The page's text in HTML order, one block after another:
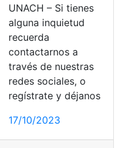
UNACH – Si tienes
alguna inquietud
recuerda
contactarnos a
través de nuestras
redes sociales, o
regístrate y déjanos
17/10/2023